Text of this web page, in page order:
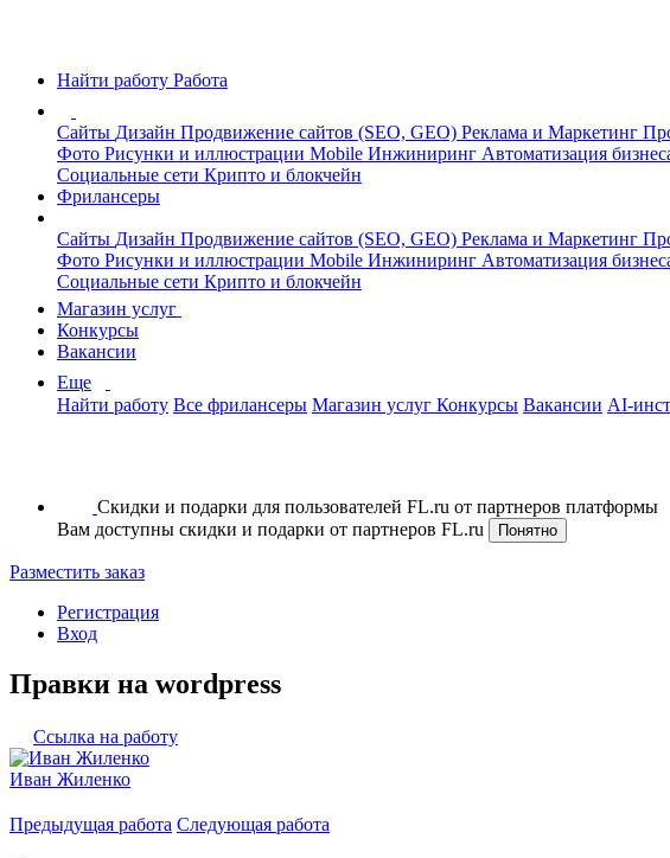
Найти работу Работа
Сайты Дизайн Продвижение сайтов (SEO, GEO) Реклама и Маркетинг
Фото Рисунки и иллюстрации Mobile Инжиниринг Автоматизация
Социальные сети Крипто и блокчейн
Фрилансеры
Сайты Дизайн Продвижение сайтов (SEO, GEO) Реклама и Маркетинг
Фото Рисунки и иллюстрации Mobile Инжиниринг Автоматизация
Социальные сети Крипто и блокчейн
Магазин услуг
Конкурсы
Вакансии
Еще
Найти работу Все фрилансеры Магазин услуг Конкурсы Вакансии AI-
Скидки и подарки для пользователей FL.ru от партнеров платформы
Вам доступны скидки и подарки от партнеров FL.ru
Понятно
Разместить заказ
Регистрация
Вход
Правки на wordpress
Ссылка на работу
Иван Жиленко
Предыдущая работа Следующая работа